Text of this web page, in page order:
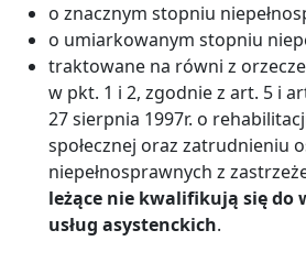
o znacznym stopniu
o umiarkowanym stopniu
traktowane na równi z
w pkt. 1 i 2, zgodnie z art. 5 i
27 sierpnia 1997r. o
społecznej oraz zatrudnieniu
niepełnosprawnych z
leżące nie kwalifikują się do
usług asystenckich.